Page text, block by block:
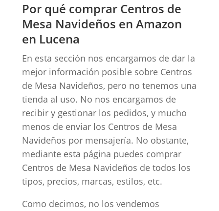
Por qué comprar Centros de
Mesa Navideños en Amazon
en Lucena
En esta sección nos encargamos de dar la
mejor información posible sobre Centros
de Mesa Navideños, pero no tenemos una
tienda al uso. No nos encargamos de
recibir y gestionar los pedidos, y mucho
menos de enviar los Centros de Mesa
Navideños por mensajería. No obstante,
mediante esta página puedes comprar
Centros de Mesa Navideños de todos los
tipos, precios, marcas, estilos, etc.
Como decimos, no los vendemos